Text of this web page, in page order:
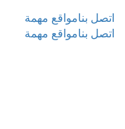
Top
Menu
اتصل بنامواقع مهمة
Top
Menu
اتصل بنامواقع مهمة